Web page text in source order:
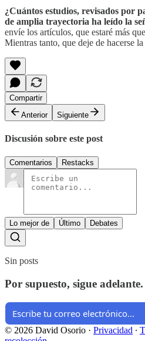
¿Cuántos estudios, revisados por
de amplia trayectoria ha leído la
envíe los artículos, que estaré más
Mientras tanto, que deje de hacerse
Compartir
Anterior
Siguiente
Discusión sobre este post
Comentarios Restacks
Lo mejor de Último Debates
Sin posts
Por supuesto, sigue adelante.
© 2026 David Osorio · Privacidad ∙